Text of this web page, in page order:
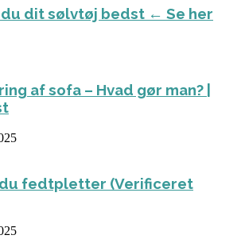
dit sølvtøj bedst ← Se her
af sofa – Hvad gør man? |
fedtpletter (Verificeret